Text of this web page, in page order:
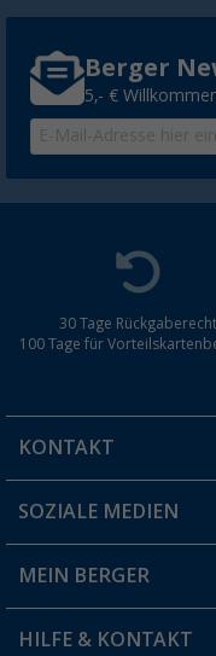
Berger
5,- €
30 Tage Rückgaberecht
100 Tage für
KONTAKT
Du hast eine Frage?
Filiale finden
SOZIALE MEDIEN
MEIN BERGER
Vorteilskarte
HILFE & KONTAKT